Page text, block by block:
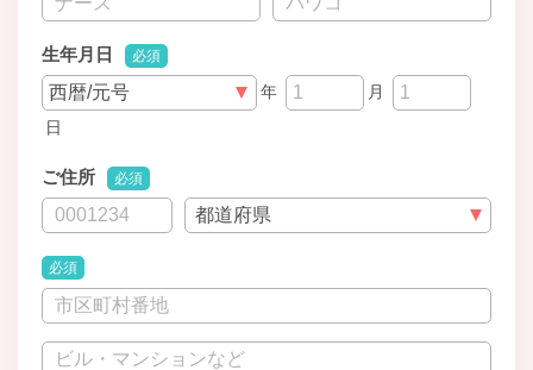
生年月日 必須
年
月
日
ご住所 必須
必須